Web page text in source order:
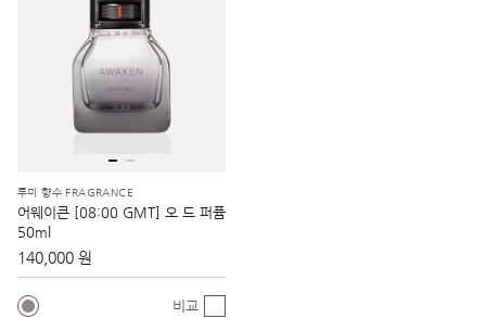
투미 향수 FRAGRANCE
어웨이큰 [08:00 GMT] 오 드 퍼퓸
50ml
140,000 원
비교